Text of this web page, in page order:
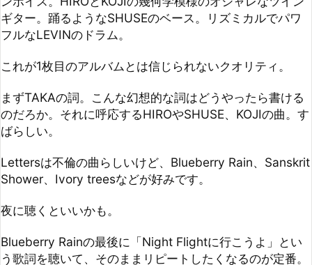
これが1枚目のアルバムとは信じられないクオリティ。
のだろか。それに呼応するHIROやSHUSE、KOJIの曲。す
Lettersは不倫の曲らしいけど、Blueberry Rain、Sanskrit
Shower、Ivory treesなどが好みです。
夜に聴くといいかも。
Blueberry Rainの最後に「Night Flightに行こうよ」とい
参考になった シェア